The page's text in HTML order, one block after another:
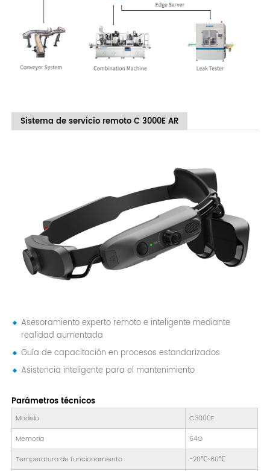
Sistema de servicio remoto C 3000E AR
Asesoramiento experto remoto e inteligente mediante
realidad aumentada
Guía de capacitación en procesos estandarizados
Asistencia inteligente para el mantenimiento
Parámetros técnicos
Modelo
C3000E
Memoria
64G
Temperatura de funcionamiento
-20℃~60℃